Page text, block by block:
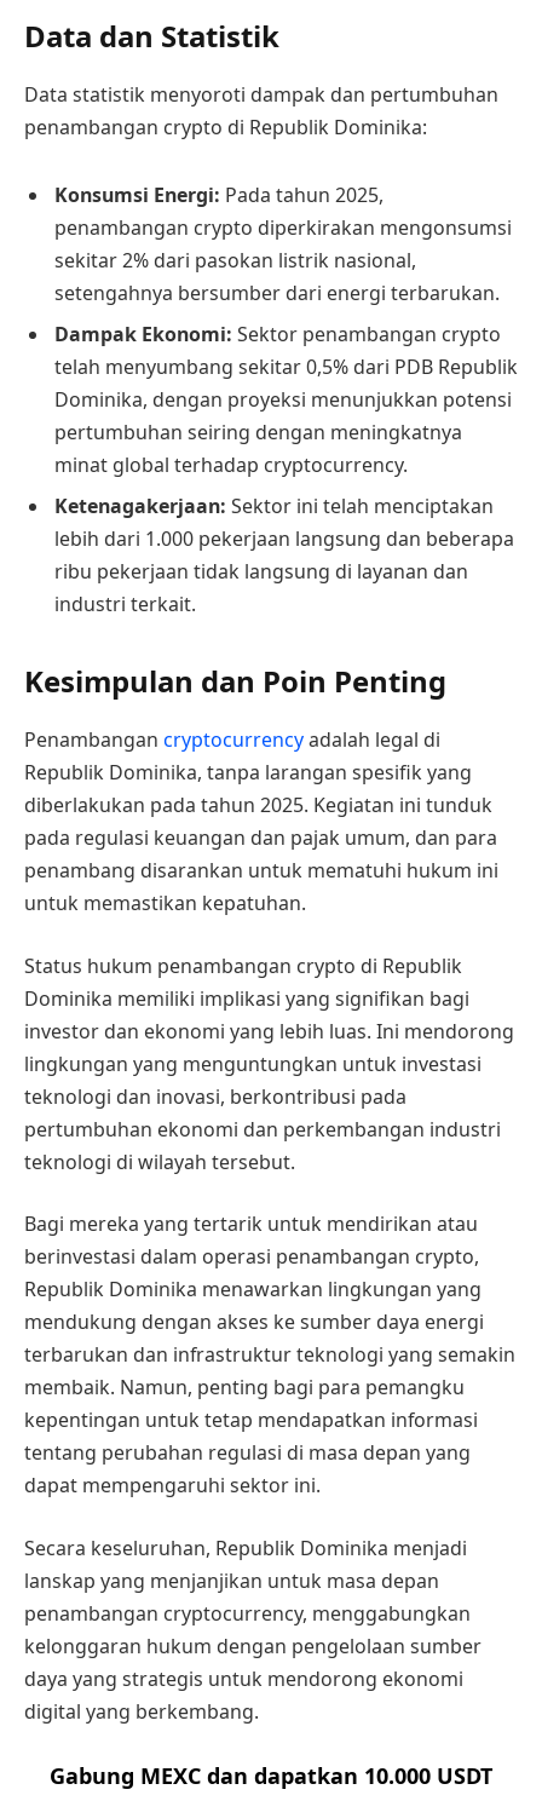
Data dan Statistik
Data statistik menyoroti dampak dan pertumbuhan
penambangan crypto di Republik Dominika:
Konsumsi Energi: Pada tahun 2025,
penambangan crypto diperkirakan mengonsumsi
sekitar 2% dari pasokan listrik nasional,
setengahnya bersumber dari energi terbarukan.
Dampak Ekonomi: Sektor penambangan crypto
telah menyumbang sekitar 0,5% dari PDB Republik
Dominika, dengan proyeksi menunjukkan potensi
pertumbuhan seiring dengan meningkatnya
minat global terhadap cryptocurrency.
Ketenagakerjaan: Sektor ini telah menciptakan
lebih dari 1.000 pekerjaan langsung dan beberapa
ribu pekerjaan tidak langsung di layanan dan
industri terkait.
Kesimpulan dan Poin Penting
Penambangan cryptocurrencyadalah legal di
Republik Dominika, tanpa larangan spesifik yang
diberlakukan pada tahun 2025. Kegiatan ini tunduk
pada regulasi keuangan dan pajak umum, dan para
penambang disarankan untuk mematuhi hukum ini
untuk memastikan kepatuhan.
Status hukum penambangan crypto di Republik
Dominika memiliki implikasi yang signifikan bagi
investor dan ekonomi yang lebih luas. Ini mendorong
lingkungan yang menguntungkan untuk investasi
teknologi dan inovasi, berkontribusi pada
pertumbuhan ekonomi dan perkembangan industri
teknologi di wilayah tersebut.
Bagi mereka yang tertarik untuk mendirikan atau
berinvestasi dalam operasi penambangan crypto,
Republik Dominika menawarkan lingkungan yang
mendukung dengan akses ke sumber daya energi
terbarukan dan infrastruktur teknologi yang semakin
membaik. Namun, penting bagi para pemangku
kepentingan untuk tetap mendapatkan informasi
tentang perubahan regulasi di masa depan yang
dapat mempengaruhi sektor ini.
Secara keseluruhan, Republik Dominika menjadi
lanskap yang menjanjikan untuk masa depan
penambangan cryptocurrency, menggabungkan
kelonggaran hukum dengan pengelolaan sumber
daya yang strategis untuk mendorong ekonomi
digital yang berkembang.
Gabung MEXC dan dapatkan 10.000 USDT